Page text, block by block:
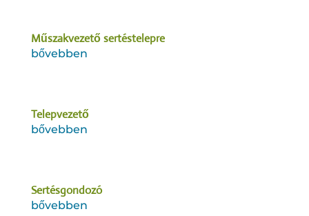
Műszakvezető sertéstelepre
bővebben
Telepvezető
bővebben
Sertésgondozó
bővebben